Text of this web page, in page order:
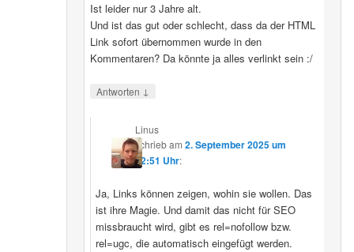
Ist leider nur 3 Jahre alt.
Und ist das gut oder schlecht, dass da der HTML
Link sofort übernommen wurde in den
Kommentaren? Da könnte ja alles verlinkt sein :/
Antworten ↓
Linus
schriebam2. September 2025 um
12:51 Uhr:
Ja, Links können zeigen, wohin sie wollen. Das
ist ihre Magie. Und damit das nicht für SEO
missbraucht wird, gibt es rel=nofollow bzw.
rel=ugc, die automatisch eingefügt werden.